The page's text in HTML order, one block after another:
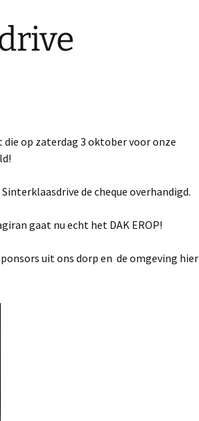
op zaterdag 3 oktober voor onze
de cheque overhandigd.
gaat nu echt het DAK EROP!
uit ons dorp en de omgeving hier